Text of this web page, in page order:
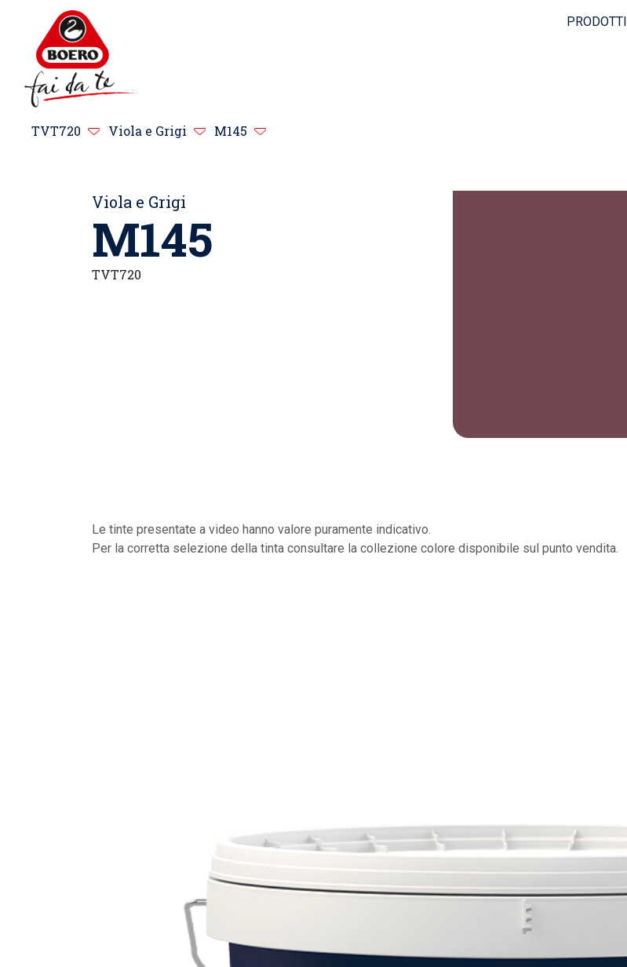
PRODOTTI
TVT720 Viola e Grigi M145
Viola e Grigi
M145
TVT720
Le tinte presentate a video hanno valore puramente indicativo.
Per la corretta selezione della tinta consultare la collezione colore disponibile sul punto vendita.